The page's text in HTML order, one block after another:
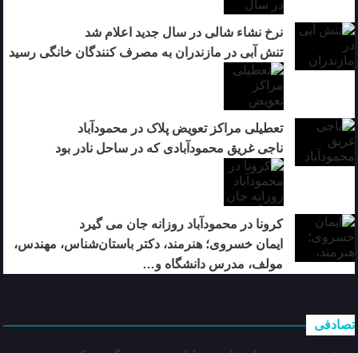
نرخ نشاء شالی در سال جدید اعلام شد
تنش آبی در مازندران به مصرف كنندگان خانگی رسيد
تعطیلی مراکز تعویض پلاک در محمودآباد
ناجی غریق محمودآبادی که در ساحل نادر بود
کرونا در محمودآباد روزانه جان می گیرد
ایمان خسروی؛ هنرمند، دکتر باستان‌شناس، مهندس،
مولف، مدرس دانشگاه و…
تصادفی